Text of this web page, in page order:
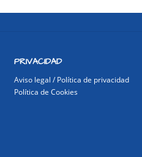
PRIVACIDAD
Aviso legal / Política de privacidad
Política de Cookies